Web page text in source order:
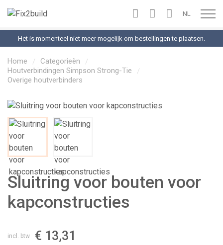
Het is momenteel niet meer mogelijk om bestellingen te plaatsen.
NL Toon
Home
Categorieën
Houtverbindingen Simpson Strong-Tie
Overige houtverbinders
Sluitring voor bouten voor
kapconstructies
incl. btw € 13,31